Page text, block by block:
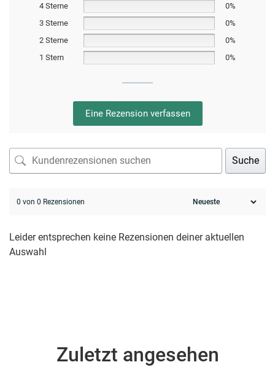
4 Sterne
0%
3 Sterne
0%
2 Sterne
0%
1 Stern
0%
Eine Rezension verfassen
Suche
0 von 0 Rezensionen
Leider entsprechen keine Rezensionen deiner aktuellen
Auswahl
Zuletzt angesehen